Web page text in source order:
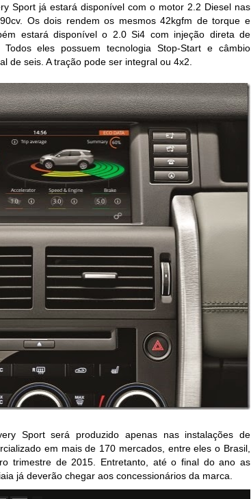
Sport já estará disponível com o motor 2.2 Diesel nas
Os dois rendem os mesmos 42kgfm de torque e
estará disponível o 2.0 Si4 com injeção direta de
eles possuem tecnologia Stop-Start e câmbio
de seis. A tração pode ser integral ou 4x2.
Sport será produzido apenas nas instalações de
em mais de 170 mercados, entre eles o Brasil,
trimestre de 2015. Entretanto, até o final do ano as
já deverão chegar aos concessionários da marca.